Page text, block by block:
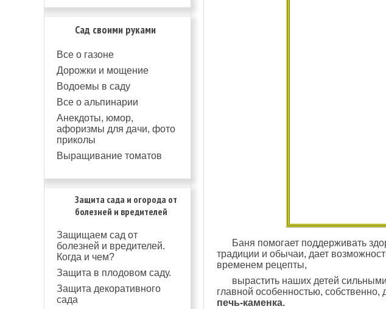
Сад своими руками
Все о газоне
Дорожки и мощение
Водоемы в саду
Все о альпинарии
Анекдоты, юмор,
афоризмы для дачи, фото
приколы
Выращивание томатов
Защита сада и огорода от
болезней и вредителей
Защищаем сад от
болезней и вредителей.
Когда и чем?
Защита в плодовом саду.
Защита декоративного
сада
Баня помогает поддерживать
традиции и обычаи, дает
временем рецепты,
вырастить наших детей
главной особенностью,
печь-каменка.